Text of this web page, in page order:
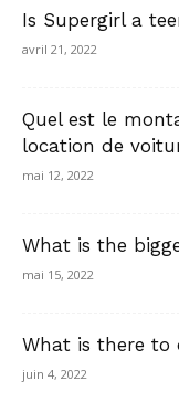
Is Supergirl a
avril 21, 2022
Quel est le
location de
mai 12, 2022
What is the
mai 15, 2022
What is there to
juin 4, 2022